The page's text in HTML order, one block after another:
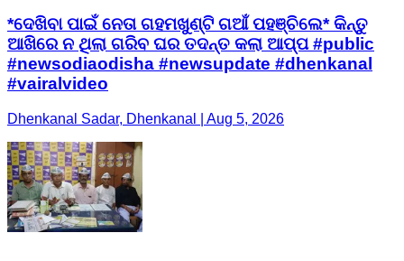
*ଦେଖିବା ପାଇଁ ନେତା ଗହମଖୁଣ୍ଟି ଗଆଁ ପହଞ୍ଚିଲେ* କିନ୍ତୁ
ଆଖିରେ ନ ଥିଲା ଗରିବ ଘର ତଦନ୍ତ କଲା ଆପ୍ପ #public
#newsodiaodisha #newsupdate #dhenkanal
#vairalvideo
Dhenkanal Sadar, Dhenkanal | Aug 5, 2026